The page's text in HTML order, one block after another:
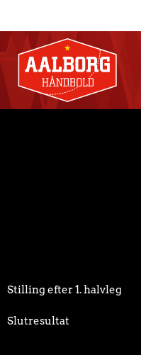
Stilling efter 1. halvleg
Slutresultat